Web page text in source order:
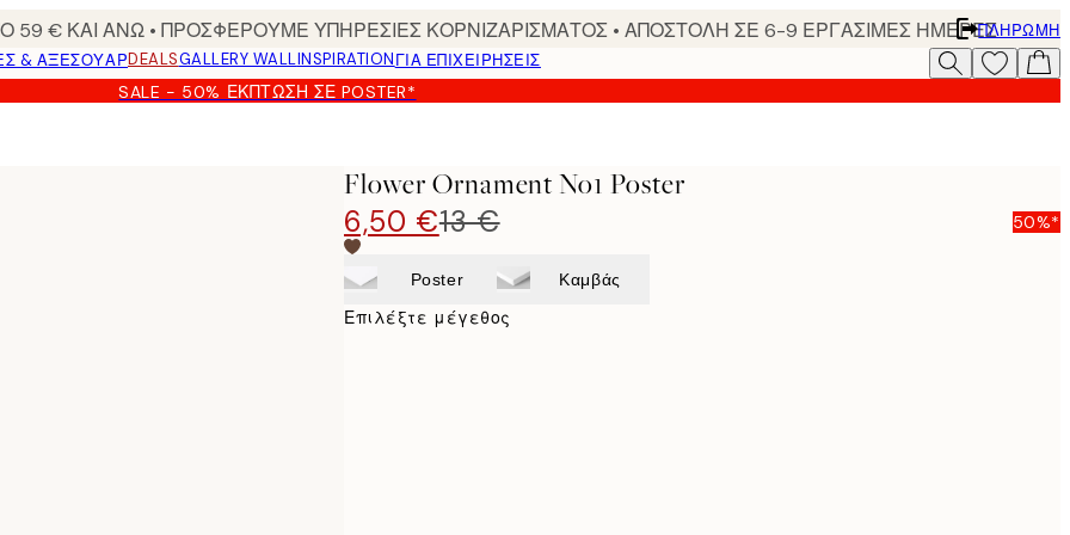
€ ΚΑΙ ΑΝΩ • ΠΡΟΣΦΕΡΟΥΜΕ ΥΠΗΡΕΣΙΕΣ ΚΟΡΝΙΖΑΡΙΣΜΑΤΟΣ • ΑΠΟΣΤΟΛΗ ΣΕ 6-9 ΕΡΓΑΣΙΜΕΣ ΗΜΕΡΕΣΠΛΗΡΩΜΉ
& ΑΞΕΣΟΥΆΡDEALSGALLERY WALLINSPIRATIONΓΙΑ ΕΠΙΧΕΙΡΗΣΕΙΣ
SALE - 50% ΈΚΠΤΩΣΗ ΣΕ POSTER*
Flower Ornament No1 Poster
6,50 €13 € 50%*
Poster Καμβάς
Επιλέξτε μέγεθος